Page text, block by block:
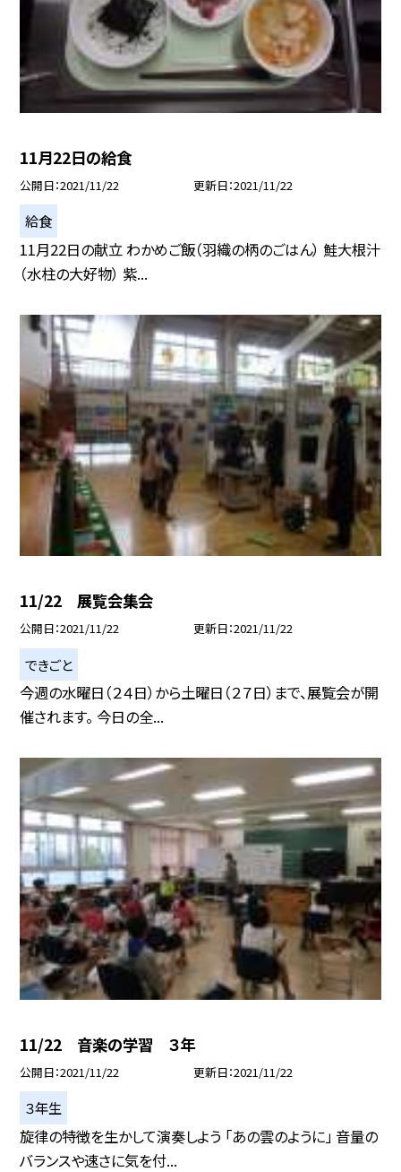
11月22日の給食
公開日 2021/11/22 更新日 2021/11/22
給食
11月22日の献立 わかめご飯（羽織の柄のごはん） 鮭大根汁
（水柱の大好物） 紫...
11/22 展覧会集会
公開日 2021/11/22 更新日 2021/11/22
できごと
今週の水曜日（２４日）から土曜日（２７日）まで、展覧会が開
催されます。 今日の全...
11/22 音楽の学習 ３年
公開日 2021/11/22 更新日 2021/11/22
３年生
旋律の特徴を生かして演奏しよう 「あの雲のように」 音量の
バランスや速さに気を付...